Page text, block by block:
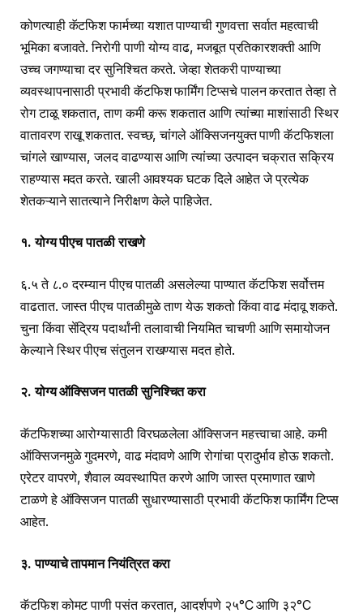
कोणत्याही कॅटफिश फार्मच्या यशात पाण्याची गुणवत्ता सर्वात महत्वाची
भूमिका बजावते. निरोगी पाणी योग्य वाढ, मजबूत प्रतिकारशक्ती आणि
उच्च जगण्याचा दर सुनिश्चित करते. जेव्हा शेतकरी पाण्याच्या
व्यवस्थापनासाठी प्रभावी कॅटफिश फार्मिंग टिप्सचे पालन करतात तेव्हा ते
रोग टाळू शकतात, ताण कमी करू शकतात आणि त्यांच्या माशांसाठी स्थिर
वातावरण राखू शकतात. स्वच्छ, चांगले ऑक्सिजनयुक्त पाणी कॅटफिशला
चांगले खाण्यास, जलद वाढण्यास आणि त्यांच्या उत्पादन चक्रात सक्रिय
राहण्यास मदत करते. खाली आवश्यक घटक दिले आहेत जे प्रत्येक
शेतकऱ्याने सातत्याने निरीक्षण केले पाहिजेत.
१. योग्य पीएच पातळी राखणे
६.५ ते ८.० दरम्यान पीएच पातळी असलेल्या पाण्यात कॅटफिश सर्वोत्तम
वाढतात. जास्त पीएच पातळीमुळे ताण येऊ शकतो किंवा वाढ मंदावू शकते.
चुना किंवा सेंद्रिय पदार्थांनी तलावाची नियमित चाचणी आणि समायोजन
केल्याने स्थिर पीएच संतुलन राखण्यास मदत होते.
२. योग्य ऑक्सिजन पातळी सुनिश्चित करा
कॅटफिशच्या आरोग्यासाठी विरघळलेला ऑक्सिजन महत्त्वाचा आहे. कमी
ऑक्सिजनमुळे गुदमरणे, वाढ मंदावणे आणि रोगांचा प्रादुर्भाव होऊ शकतो.
एरेटर वापरणे, शैवाल व्यवस्थापित करणे आणि जास्त प्रमाणात खाणे
टाळणे हे ऑक्सिजन पातळी सुधारण्यासाठी प्रभावी कॅटफिश फार्मिंग टिप्स
आहेत.
३. पाण्याचे तापमान नियंत्रित करा
कॅटफिश कोमट पाणी पसंत करतात, आदर्शपणे २५°C आणि ३२°C